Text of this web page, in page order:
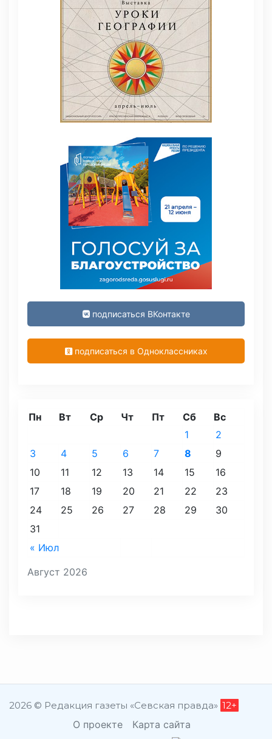
подписаться ВКонтакте
подписаться в Одноклассниках
Август 2026
Пн Вт Ср Чт Пт Сб Вс
« Июл
1
2
3
4 5 6 7 8
9
10
11 12 13 14 15
16
17
18 19 20 21 22
23
24
25 26 27 28 29
30
31
2026 © Редакция газеты «Севская правда» 12+
О проекте Карта сайта